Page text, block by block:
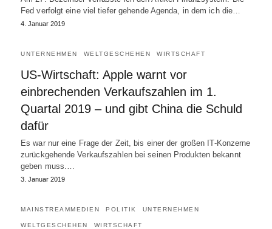
Fed verfolgt eine viel tiefer gehende Agenda, in dem ich die…
4. Januar 2019
UNTERNEHMEN WELTGESCHEHEN WIRTSCHAFT
US-Wirtschaft: Apple warnt vor
einbrechenden Verkaufszahlen im 1.
Quartal 2019 – und gibt China die Schuld
dafür
Es war nur eine Frage der Zeit, bis einer der großen IT-Konzerne
zurückgehende Verkaufszahlen bei seinen Produkten bekannt
geben muss.…
3. Januar 2019
MAINSTREAMMEDIEN POLITIK UNTERNEHMEN
WELTGESCHEHEN WIRTSCHAFT